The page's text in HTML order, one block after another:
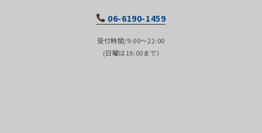
06-6190-1459
受付時間/9:00～22:00
(日曜は19:00まで)